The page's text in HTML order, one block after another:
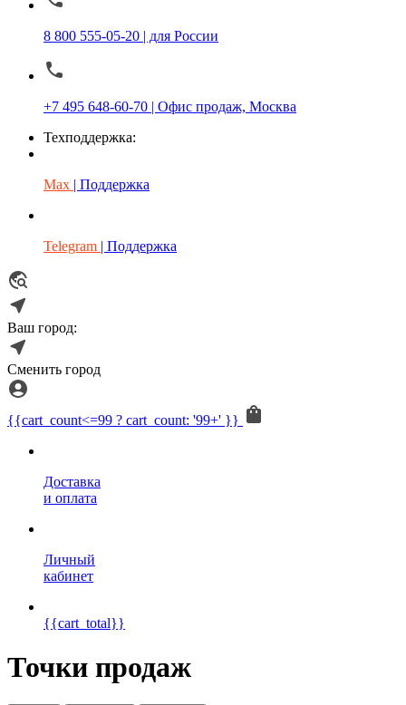
8 800 555-05-20 | для России
+7 495 648-60-70 | Офис продаж, Москва
Техподдержка:
Max | Поддержка
Telegram | Поддержка
Ваш город:
Сменить город
{{cart_count<=99 ? cart_count: '99+' }}
Доставка
и оплата
Личный
кабинет
{{cart_total}}
Точки продаж